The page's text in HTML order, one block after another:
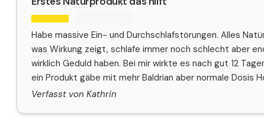
Habe massive Ein- und Durchschlafstörungen. Alles
was Wirkung zeigt, schlafe immer noch schlecht aber
wirklich Geduld haben. Bei mir wirkte es nach gut 12
ein Produkt gäbe mit mehr Baldrian aber normale Dosis
Verfasst von Kathrin